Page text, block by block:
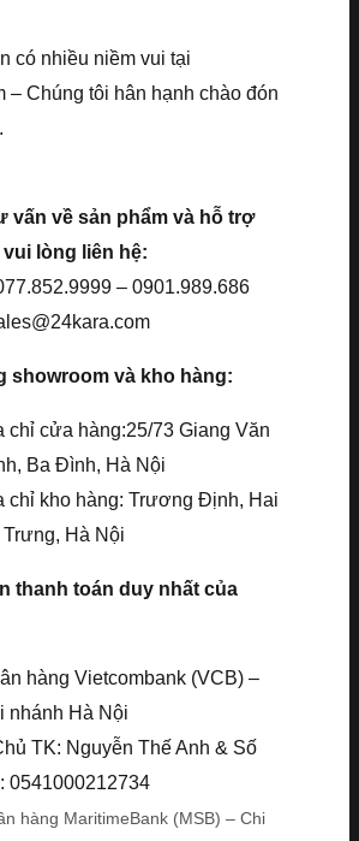
có nhiều niềm vui tại
– Chúng tôi hân hạnh chào đón
vấn về sản phẩm và hỗ trợ
vui lòng liên hệ:
– 0901.989.686
showroom và kho hàng:
chỉ cửa hàng:25/73 Giang Văn
Ba Đình, Hà Nội
chỉ kho hàng: Trương Định, Hai
Trưng, Hà Nội
thanh toán duy nhất của
hàng Vietcombank (VCB) –
nhánh Hà Nội
TK: Nguyễn Thế Anh & Số
0541000212734
hàng MaritimeBank (MSB) – Chi